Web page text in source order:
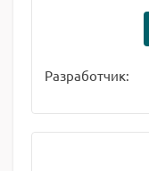
Разработчик: